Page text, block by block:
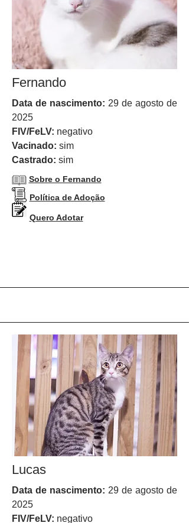
Fernando
Data de nascimento: 29 de agosto de
2025
FIV/FeLV: negativo
Vacinado: sim
Castrado: sim
Sobre o Fernando
Política de Adoção
Quero Adotar
Lucas
Data de nascimento: 29 de agosto de
2025
FIV/FeLV: negativo